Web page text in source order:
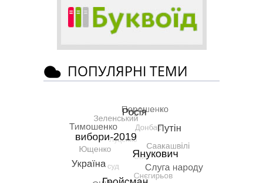
ПОПУЛЯРНІ ТЕМИ